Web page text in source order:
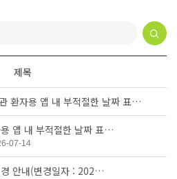
제목
환자용 앱 내 부적절한 날짜 표…
앱 내 부적절한 날짜 표…
07-14
경 안내(변경일자 : 202…